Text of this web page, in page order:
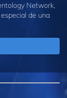
Network,
de una